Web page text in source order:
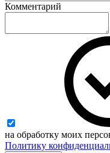
Комментарий
на обработку моих
Политику